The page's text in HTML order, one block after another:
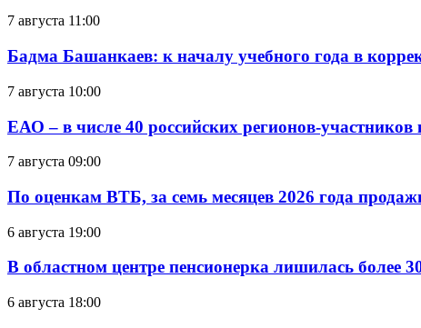
7 августа 11:00
Бадма Башанкаев: к началу учебного года в
7 августа 10:00
ЕАО – в числе 40 российских регионов-
7 августа 09:00
По оценкам ВТБ, за семь месяцев 2026 года
6 августа 19:00
В областном центре пенсионерка лишилась
6 августа 18:00